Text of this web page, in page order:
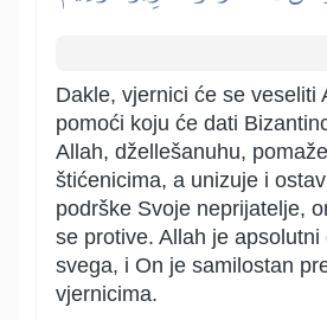
Dakle, vjernici će se veseliti
pomoći koju će dati
Allah, džellešanuhu,
štićenicima, a unizuje i
podrške Svoje neprijatelje,
se protive. Allah je apsolutni
svega, i On je samilostan
vjernicima.